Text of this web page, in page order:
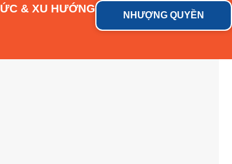
& XU HƯỚNG
NHƯỢNG QUYỀN